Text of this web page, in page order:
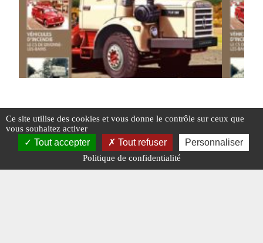
Charge Utile n° 384 de février 2025
#N° 384 FÉVRIER 2025
Charge
#N° 384
Ce site utilise des cookies et vous donne le contrôle sur ceux que
vous souhaitez activer
Tout accepter Tout refuser Personnaliser
Politique de confidentialité